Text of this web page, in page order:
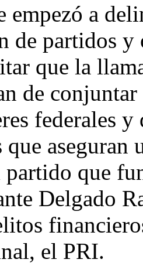
empezó a
de partidos y
que la
de
federales
que
Delgado
el PRI.